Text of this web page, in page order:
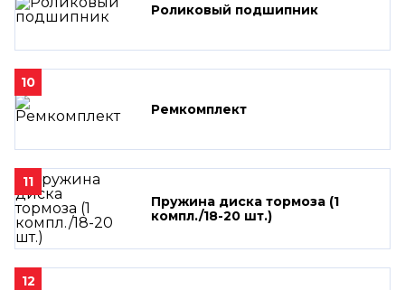
Роликовый подшипник
10
Ремкомплект
11
Пружина диска тормоза (1
компл./18-20 шт.)
12